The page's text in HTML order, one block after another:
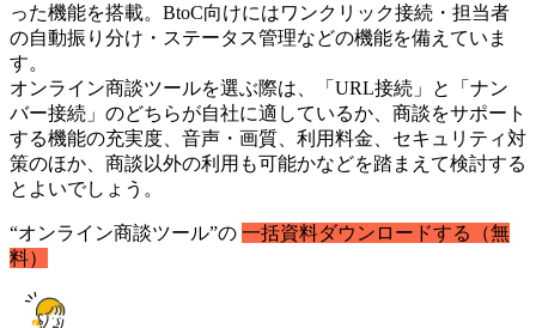
った機能を搭載。BtoC向けにはワンクリック接続・担当者
の自動振り分け・ステータス管理などの機能を備えていま
す。
オンライン商談ツールを選ぶ際は、「URL接続」と「ナン
バー接続」のどちらが自社に適しているか、商談をサポート
する機能の充実度、音声・画質、利用料金、セキュリティ対
策のほか、商談以外の利用も可能かなどを踏まえて検討する
とよいでしょう。
“オンライン商談ツール”の 一括資料ダウンロードする（無
料）